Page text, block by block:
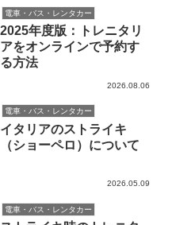
電車・バス・レンタカー
2025年度版：トレニタリ
アをオンラインで予約す
る方法
2026.08.06
電車・バス・レンタカー
イタリアのストライキ
（ショーペロ）について
2026.05.09
電車・バス・レンタカー